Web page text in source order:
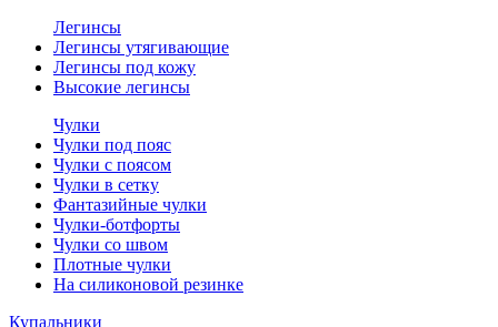
Легинсы
Легинсы утягивающие
Легинсы под кожу
Высокие легинсы
Чулки
Чулки под пояс
Чулки с поясом
Чулки в сетку
Фантазийные чулки
Чулки-ботфорты
Чулки со швом
Плотные чулки
На силиконовой резинке
Купальники